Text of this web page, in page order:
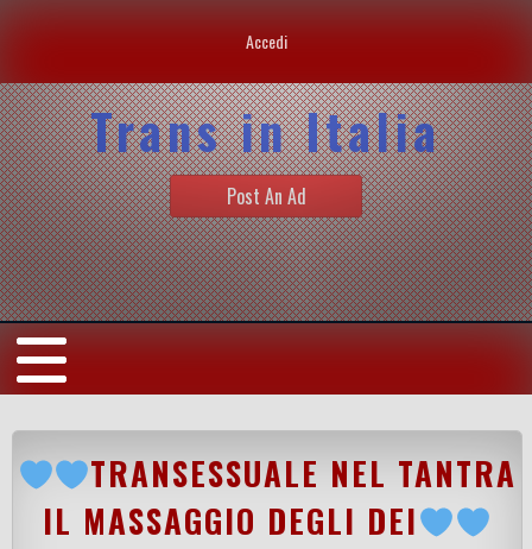
Accedi
Trans in Italia
Post An Ad
TRANSESSUALE NEL TANTRA
IL MASSAGGIO DEGLI DEI